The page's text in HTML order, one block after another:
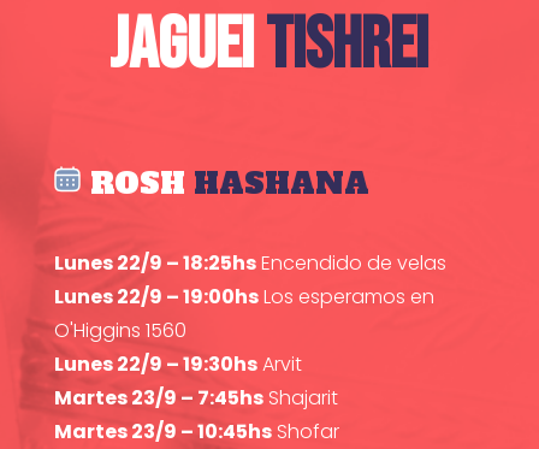
JAGUEITISHREI
ROSH HASHANA
Lunes 22/9 – 18:25hsEncendido de velas
Lunes 22/9 – 19:00hsLos esperamos en
O'Higgins 1560
Lunes 22/9 – 19:30hsArvit
Martes 23/9 – 7:45hsShajarit
Martes 23/9 – 10:45hsShofar